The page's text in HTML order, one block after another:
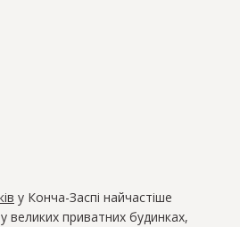
у Конча-Заспі найчастіше
великих приватних будинках,